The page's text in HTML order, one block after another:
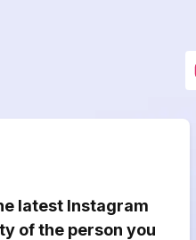
latest Instagram
of the person you